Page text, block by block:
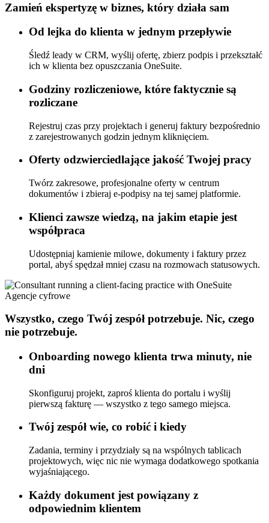
Zamień ekspertyzę w biznes, który działa sam
Od lejka do klienta w jednym przepływie
Śledź leady w CRM, wyślij ofertę, zbierz podpis i przekształć
ich w klienta bez opuszczania OneSuite.
Godziny rozliczeniowe, które faktycznie są
rozliczane
Rejestruj czas przy projektach i generuj faktury bezpośrednio
z zarejestrowanych godzin jednym kliknięciem.
Oferty odzwierciedlające jakość Twojej pracy
Twórz zakresowe, profesjonalne oferty w centrum
dokumentów i zbieraj e-podpisy na tej samej platformie.
Klienci zawsze wiedzą, na jakim etapie jest
współpraca
Udostępniaj kamienie milowe, dokumenty i faktury przez
portal, abyś spędzał mniej czasu na rozmowach statusowych.
Agencje cyfrowe
Wszystko, czego Twój zespół potrzebuje. Nic, czego
nie potrzebuje.
Onboarding nowego klienta trwa minuty, nie
dni
Skonfiguruj projekt, zaproś klienta do portalu i wyślij
pierwszą fakturę — wszystko z tego samego miejsca.
Twój zespół wie, co robić i kiedy
Zadania, terminy i przydziały są na wspólnych tablicach
projektowych, więc nic nie wymaga dodatkowego spotkania
wyjaśniającego.
Każdy dokument jest powiązany z
odpowiednim klientem